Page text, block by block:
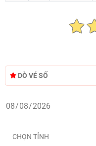
DÒ VÉ SỐ